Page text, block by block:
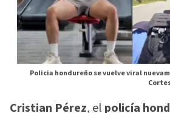
Policia hondureño se vuelve viral
Cristian Pérez, el policía